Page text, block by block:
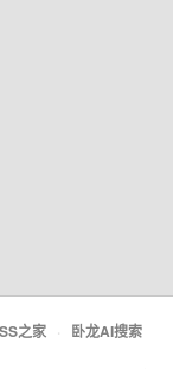
之家 · 卧龙AI搜索